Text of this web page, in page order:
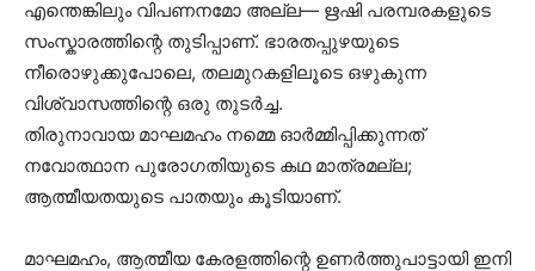
എന്തെങ്കിലും വിപണനമോ അല്ല— ഋഷി പരമ്പരകളുടെ
സംസ്കാരത്തിന്റെ തുടിപ്പാണ്. ഭാരതപ്പുഴയുടെ
നീരൊഴുക്കുപോലെ, തലമുറകളിലൂടെ ഒഴുകുന്ന
വിശ്വാസത്തിന്റെ ഒരു തുടർച്ച.
തിരുനാവായ മാഘമഹം നമ്മെ ഓർമ്മിപ്പിക്കുന്നത്
നവോത്ഥാന പുരോഗതിയുടെ കഥ മാത്രമല്ല;
ആത്മീയതയുടെ പാതയും കൂടിയാണ്.
മാഘമഹം, ആത്മീയ കേരളത്തിന്റെ ഉണർത്തുപാട്ടായി ഇനി